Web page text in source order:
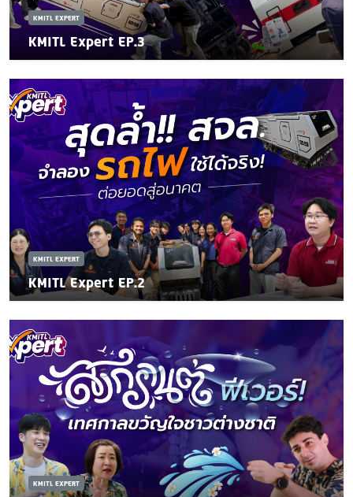
KMITL EXPERT
KMITL Expert EP.3
KMITL EXPERT
KMITL Expert EP.2
KMITL EXPERT